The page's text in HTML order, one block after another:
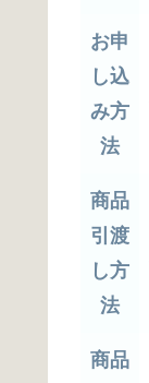
お申
し込
み方
法
商品
引渡
し方
法
商品